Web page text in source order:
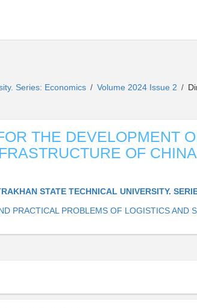
Series: Economics / Volume 2024 Issue 2 /
THE DEVELOPMENT
OF
STATE TECHNICAL UNIVERSITY.
PRACTICAL PROBLEMS OF LOGISTICS AND